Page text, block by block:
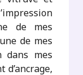
de mes
de mes
dans mes
d’ancrage,